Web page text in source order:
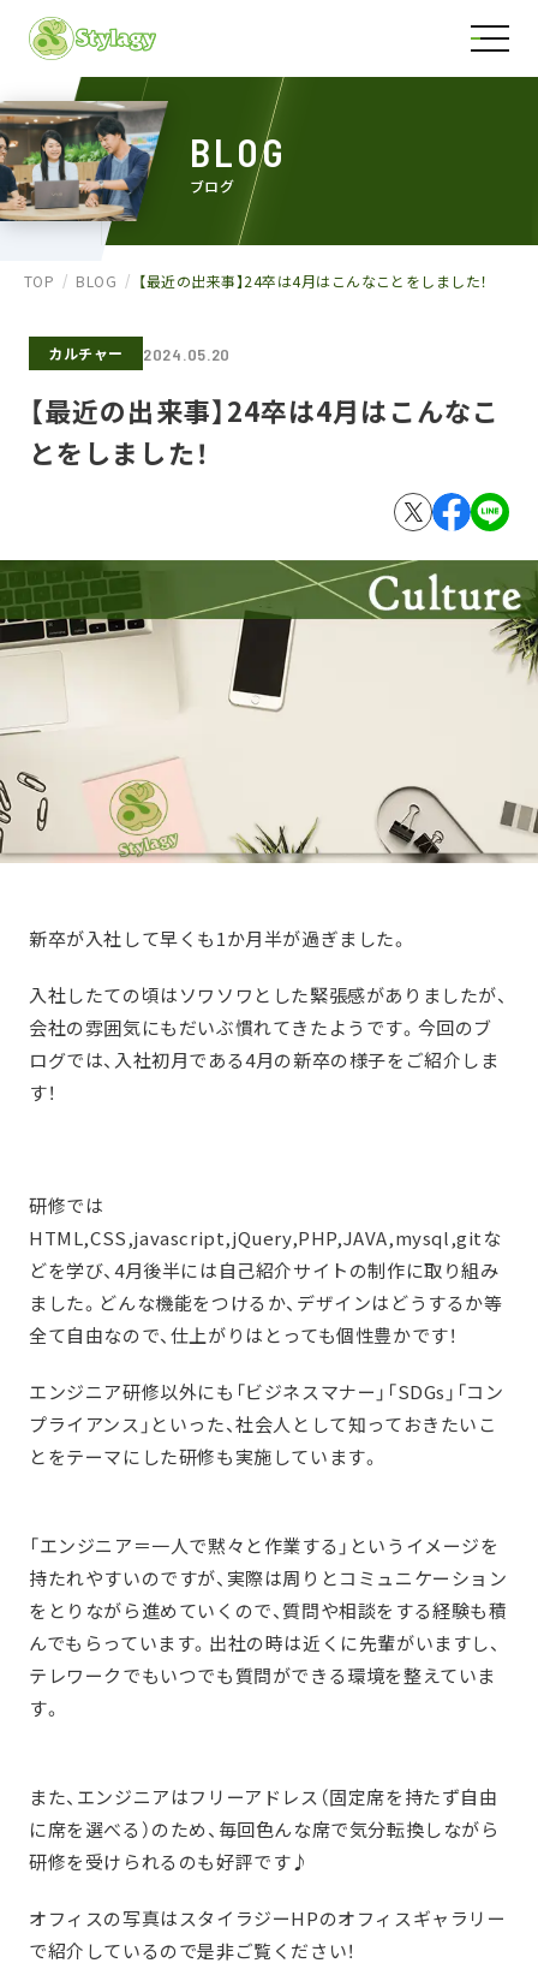
BLOG
ブログ
TOP BLOG 【最近の出来事】24卒は4月はこんなことをしました！
カルチャー 2024.05.20
【最近の出来事】24卒は4月はこんなこ
とをしました！
新卒が入社して早くも1か月半が過ぎました。
入社したての頃はソワソワとした緊張感がありましたが、
会社の雰囲気にもだいぶ慣れてきたようです。今回のブ
ログでは、入社初月である4月の新卒の様子をご紹介しま
す！
研修では
HTML,CSS,javascript,jQuery,PHP,JAVA,mysql,gitな
どを学び、4月後半には自己紹介サイトの制作に取り組み
ました。どんな機能をつけるか、デザインはどうするか等
全て自由なので、仕上がりはとっても個性豊かです！
エンジニア研修以外にも「ビジネスマナー」「SDGs」「コン
プライアンス」といった、社会人として知っておきたいこ
とをテーマにした研修も実施しています。
「エンジニア＝一人で黙々と作業する」というイメージを
持たれやすいのですが、実際は周りとコミュニケーション
をとりながら進めていくので、質問や相談をする経験も積
んでもらっています。出社の時は近くに先輩がいますし、
テレワークでもいつでも質問ができる環境を整えていま
す。
また、エンジニアはフリーアドレス（固定席を持たず自由
に席を選べる）のため、毎回色んな席で気分転換しながら
研修を受けられるのも好評です♪
オフィスの写真はスタイラジーHPのオフィスギャラリー
で紹介しているので是非ご覧ください！